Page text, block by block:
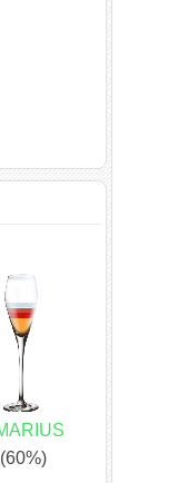
(60%)